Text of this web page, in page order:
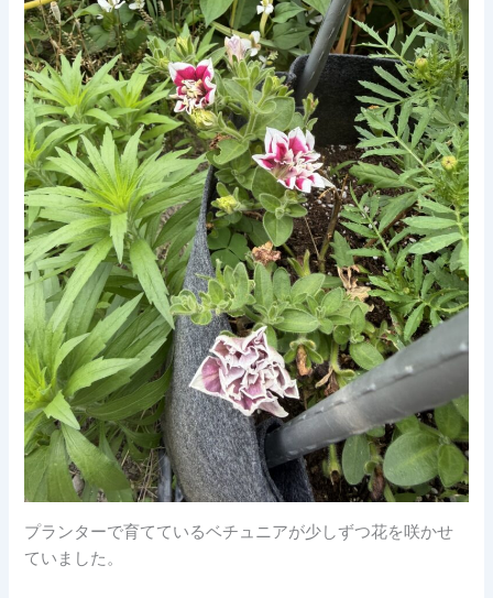
プランターで育てているベチュニアが少しずつ花を咲かせ
ていました。